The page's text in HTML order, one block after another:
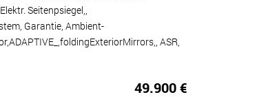
Seitenpsiegel,,
Garantie, Ambient-
ASR,
49.900 €